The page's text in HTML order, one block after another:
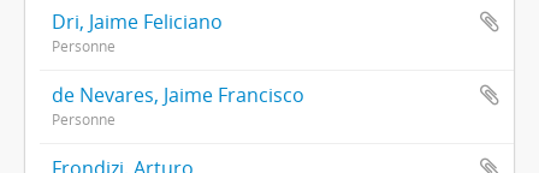
Dri, Jaime Feliciano
Personne
de Nevares, Jaime Francisco
Personne